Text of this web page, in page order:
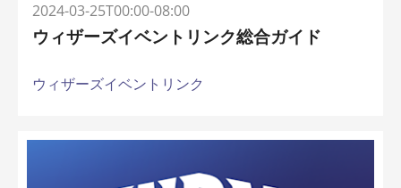
2024-03-25T00:00-08:00
ウィザーズイベントリンク総合ガイド
ウィザーズイベントリンク